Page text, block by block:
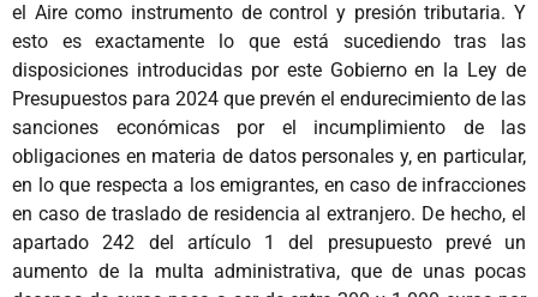
el Aire como instrumento de control y presión tributaria. Y
esto es exactamente lo que está sucediendo tras las
disposiciones introducidas por este Gobierno en la Ley de
Presupuestos para 2024 que prevén el endurecimiento de las
sanciones económicas por el incumplimiento de las
obligaciones en materia de datos personales y, en particular,
en lo que respecta a los emigrantes, en caso de infracciones
en caso de traslado de residencia al extranjero. De hecho, el
apartado 242 del artículo 1 del presupuesto prevé un
aumento de la multa administrativa, que de unas pocas